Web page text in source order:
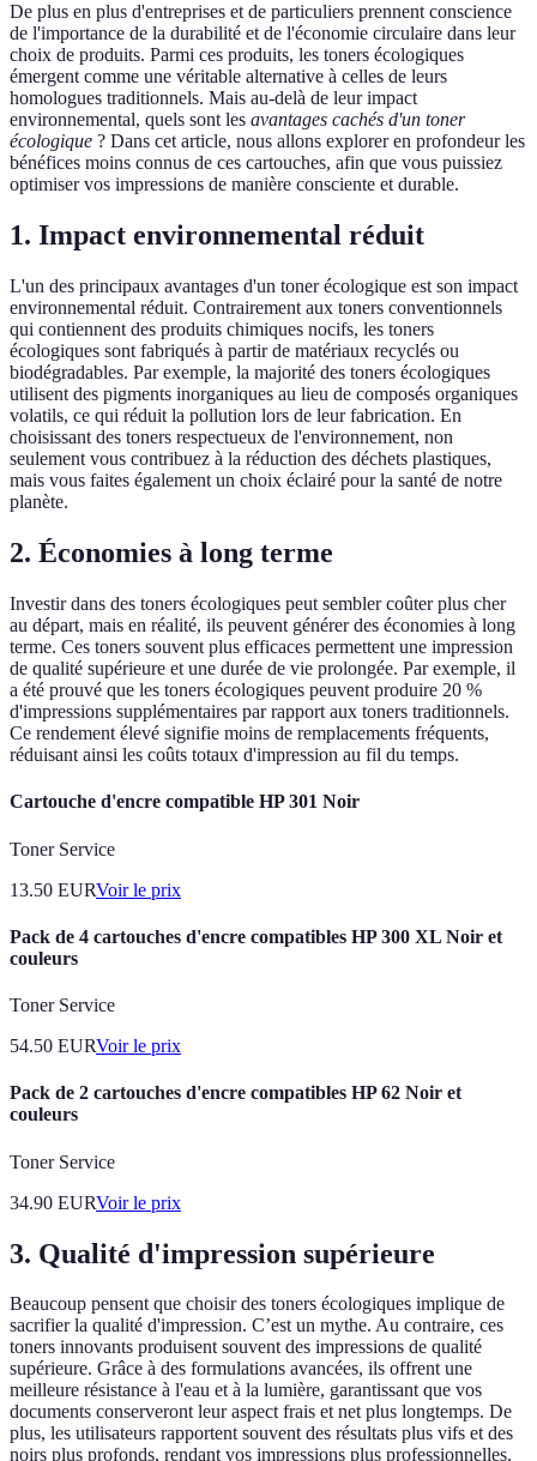
De plus en plus d'entreprises et de particuliers prennent conscience
de l'importance de la durabilité et de l'économie circulaire dans leur
choix de produits. Parmi ces produits, les toners écologiques
émergent comme une véritable alternative à celles de leurs
homologues traditionnels. Mais au-delà de leur impact
environnemental, quels sont les avantages cachés d'un toner
écologique ? Dans cet article, nous allons explorer en profondeur les
bénéfices moins connus de ces cartouches, afin que vous puissiez
optimiser vos impressions de manière consciente et durable.
1. Impact environnemental réduit
L'un des principaux avantages d'un toner écologique est son impact
environnemental réduit. Contrairement aux toners conventionnels
qui contiennent des produits chimiques nocifs, les toners
écologiques sont fabriqués à partir de matériaux recyclés ou
biodégradables. Par exemple, la majorité des toners écologiques
utilisent des pigments inorganiques au lieu de composés organiques
volatils, ce qui réduit la pollution lors de leur fabrication. En
choisissant des toners respectueux de l'environnement, non
seulement vous contribuez à la réduction des déchets plastiques,
mais vous faites également un choix éclairé pour la santé de notre
planète.
2. Économies à long terme
Investir dans des toners écologiques peut sembler coûter plus cher
au départ, mais en réalité, ils peuvent générer des économies à long
terme. Ces toners souvent plus efficaces permettent une impression
de qualité supérieure et une durée de vie prolongée. Par exemple, il
a été prouvé que les toners écologiques peuvent produire 20 %
d'impressions supplémentaires par rapport aux toners traditionnels.
Ce rendement élevé signifie moins de remplacements fréquents,
réduisant ainsi les coûts totaux d'impression au fil du temps.
Cartouche d'encre compatible HP 301 Noir
Toner Service
13.50 EURVoir le prix
Pack de 4 cartouches d'encre compatibles HP 300 XL Noir et
couleurs
Toner Service
54.50 EURVoir le prix
Pack de 2 cartouches d'encre compatibles HP 62 Noir et
couleurs
Toner Service
34.90 EURVoir le prix
3. Qualité d'impression supérieure
Beaucoup pensent que choisir des toners écologiques implique de
sacrifier la qualité d'impression. C’est un mythe. Au contraire, ces
toners innovants produisent souvent des impressions de qualité
supérieure. Grâce à des formulations avancées, ils offrent une
meilleure résistance à l'eau et à la lumière, garantissant que vos
documents conserveront leur aspect frais et net plus longtemps. De
plus, les utilisateurs rapportent souvent des résultats plus vifs et des
noirs plus profonds, rendant vos impressions plus professionnelles.